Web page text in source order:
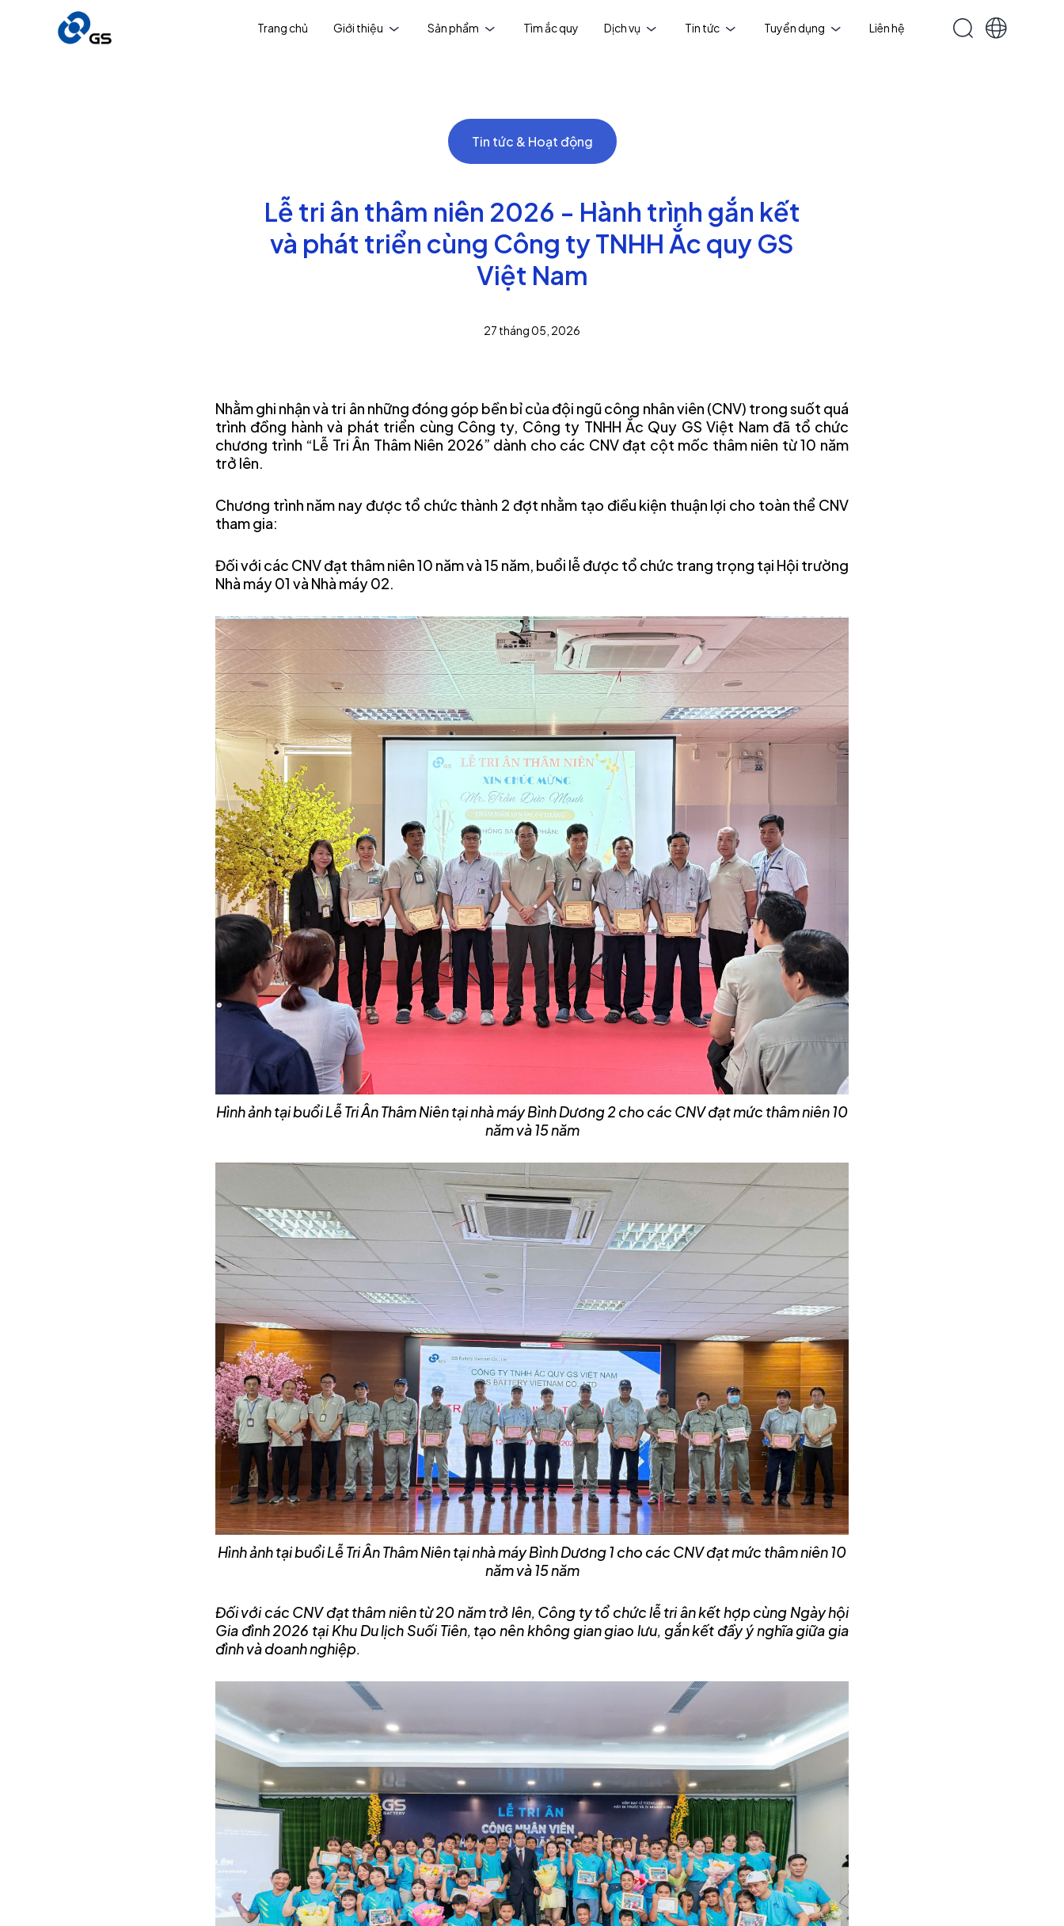
Trang chủ Giới thiệu Sản phẩm Tìm ắc quy Dịch vụ Tin tức Tuyển dụng Liên hệ
Tin tức & Hoạt động
Lễ tri ân thâm niên 2026 - Hành trình gắn kết
và phát triển cùng Công ty TNHH Ắc quy GS
Việt Nam
27 tháng 05, 2026
Nhằm ghi nhận và tri ân những đóng góp bền bỉ của đội ngũ công nhân viên (CNV) trong suốt quá
trình đồng hành và phát triển cùng Công ty, Công ty TNHH Ắc Quy GS Việt Nam đã tổ chức
chương trình “Lễ Tri Ân Thâm Niên 2026” dành cho các CNV đạt cột mốc thâm niên từ 10 năm
trở lên.
Chương trình năm nay được tổ chức thành 2 đợt nhằm tạo điều kiện thuận lợi cho toàn thể CNV
tham gia:
Đối với các CNV đạt thâm niên 10 năm và 15 năm, buổi lễ được tổ chức trang trọng tại Hội trường
Nhà máy 01 và Nhà máy 02.
Hình ảnh tại buổi Lễ Tri Ân Thâm Niên tại nhà máy Bình Dương 2 cho các CNV đạt mức thâm niên 10
năm và 15 năm
Hình ảnh tại buổi Lễ Tri Ân Thâm Niên tại nhà máy Bình Dương 1 cho các CNV đạt mức thâm niên 10
năm và 15 năm
Đối với các CNV đạt thâm niên từ 20 năm trở lên, Công ty tổ chức lễ tri ân kết hợp cùng Ngày hội
Gia đình 2026 tại Khu Du lịch Suối Tiên, tạo nên không gian giao lưu, gắn kết đầy ý nghĩa giữa gia
đình và doanh nghiệp.